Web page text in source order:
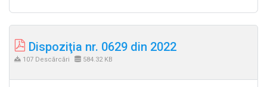
Dispoziţia nr. 0629 din 2022
107 Descărcări 584.32 KB